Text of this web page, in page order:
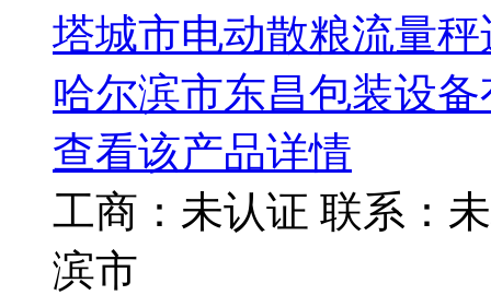
塔城市电动散粮流量
哈尔滨市东昌包装设
查看该产品详情
工商： 未认证 联系：
滨市